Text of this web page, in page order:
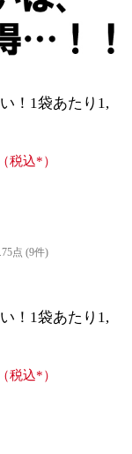
んか?
ク 2g×10
用 ティ
肥満気
*）
件)